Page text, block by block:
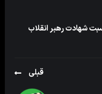
شهادت رهبر انقلاب
قبلی